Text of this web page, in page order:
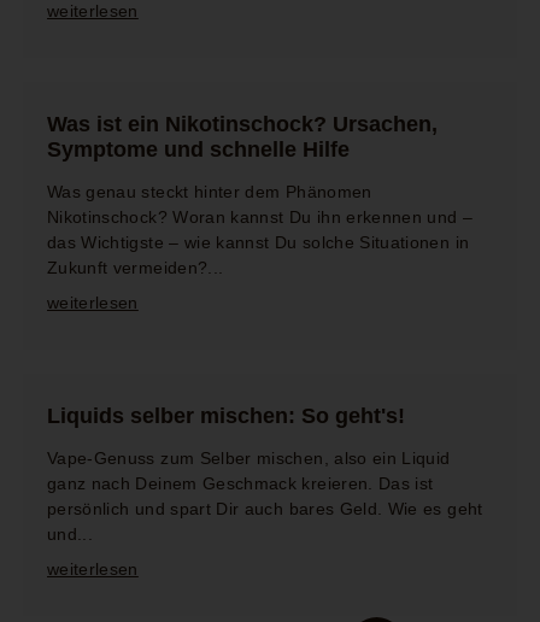
weiterlesen
Was ist ein Nikotinschock? Ursachen,
Symptome und schnelle Hilfe
Was genau steckt hinter dem Phänomen
Nikotinschock? Woran kannst Du ihn erkennen und –
das Wichtigste – wie kannst Du solche Situationen in
Zukunft vermeiden?...
weiterlesen
Liquids selber mischen: So geht's!
Vape-Genuss zum Selber mischen, also ein Liquid
ganz nach Deinem Geschmack kreieren. Das ist
persönlich und spart Dir auch bares Geld. Wie es geht
und...
weiterlesen